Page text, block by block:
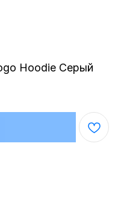
Hoodie Серый